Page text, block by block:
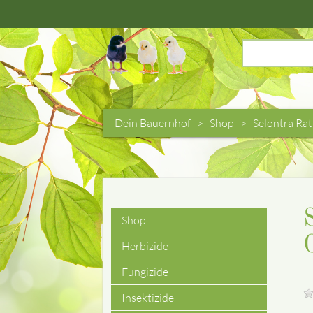
Dein Bauernhof Shop Selontra
Navigation
überspringen
Shop
Herbizide
Fungizide
Insektizide